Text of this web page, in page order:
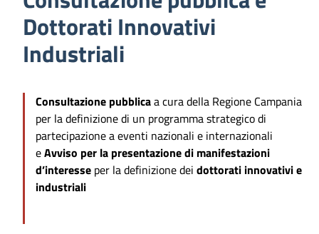
Dottorati Innovativi
Industriali
Consultazione pubblicaa cura della Regione Campania
per la definizione di un programma strategico di
partecipazione a eventi nazionali e internazionali
eAvviso per la presentazione di manifestazioni
d’interesse per la definizione dei dottorati innovativi e
industriali